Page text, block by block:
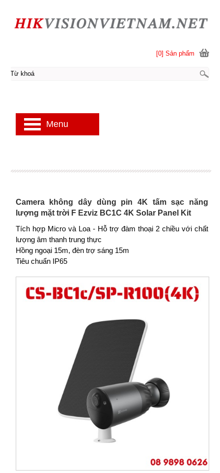
Camera không dây dùng pin 4K tấm sạc năng
lượng mặt trời F Ezviz BC1C 4K Solar Panel Kit
Tích hợp Micro và Loa - Hỗ trợ đàm thoại 2 chiều với chất
lượng âm thanh trung thực
Hồng ngoại 15m, đèn trợ sáng 15m
Tiêu chuẩn IP65
[0] Sản phẩm
Menu